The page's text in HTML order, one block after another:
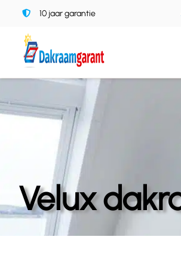
inhoud
10 jaar garantie
Velux